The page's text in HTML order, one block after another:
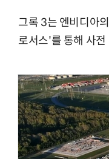
그록 3는 엔비디아
로서스'를 통해 사